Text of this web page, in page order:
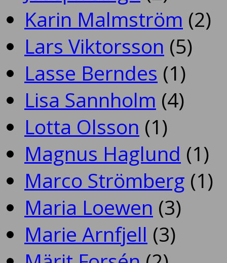
Karin Malmström (2)
Lars Viktorsson (5)
Lasse Berndes (1)
Lisa Sannholm (4)
Lotta Olsson (1)
Magnus Haglund (1)
Marco Strömberg (1)
Maria Loewen (3)
Marie Arnfjell (3)